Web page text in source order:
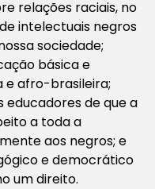
relações raciais, no
intelectuais negros
sociedade;
básica e
e afro-brasileira;
educadores de que a
a toda a
aos negros; e
e democrático
um direito.